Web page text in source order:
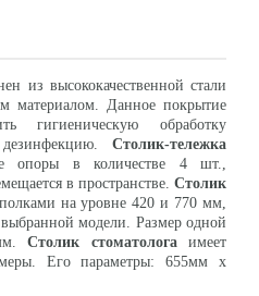
из высококачественной стали
материалом. Данное покрытие
гигиеническую обработку
Столик-тележка
опоры в количестве 4 шт.,
в пространстве. Столик
на уровне 420 и 770 мм,
модели. Размер одной
Столик стоматологаимеет
Его параметры: 655мм х